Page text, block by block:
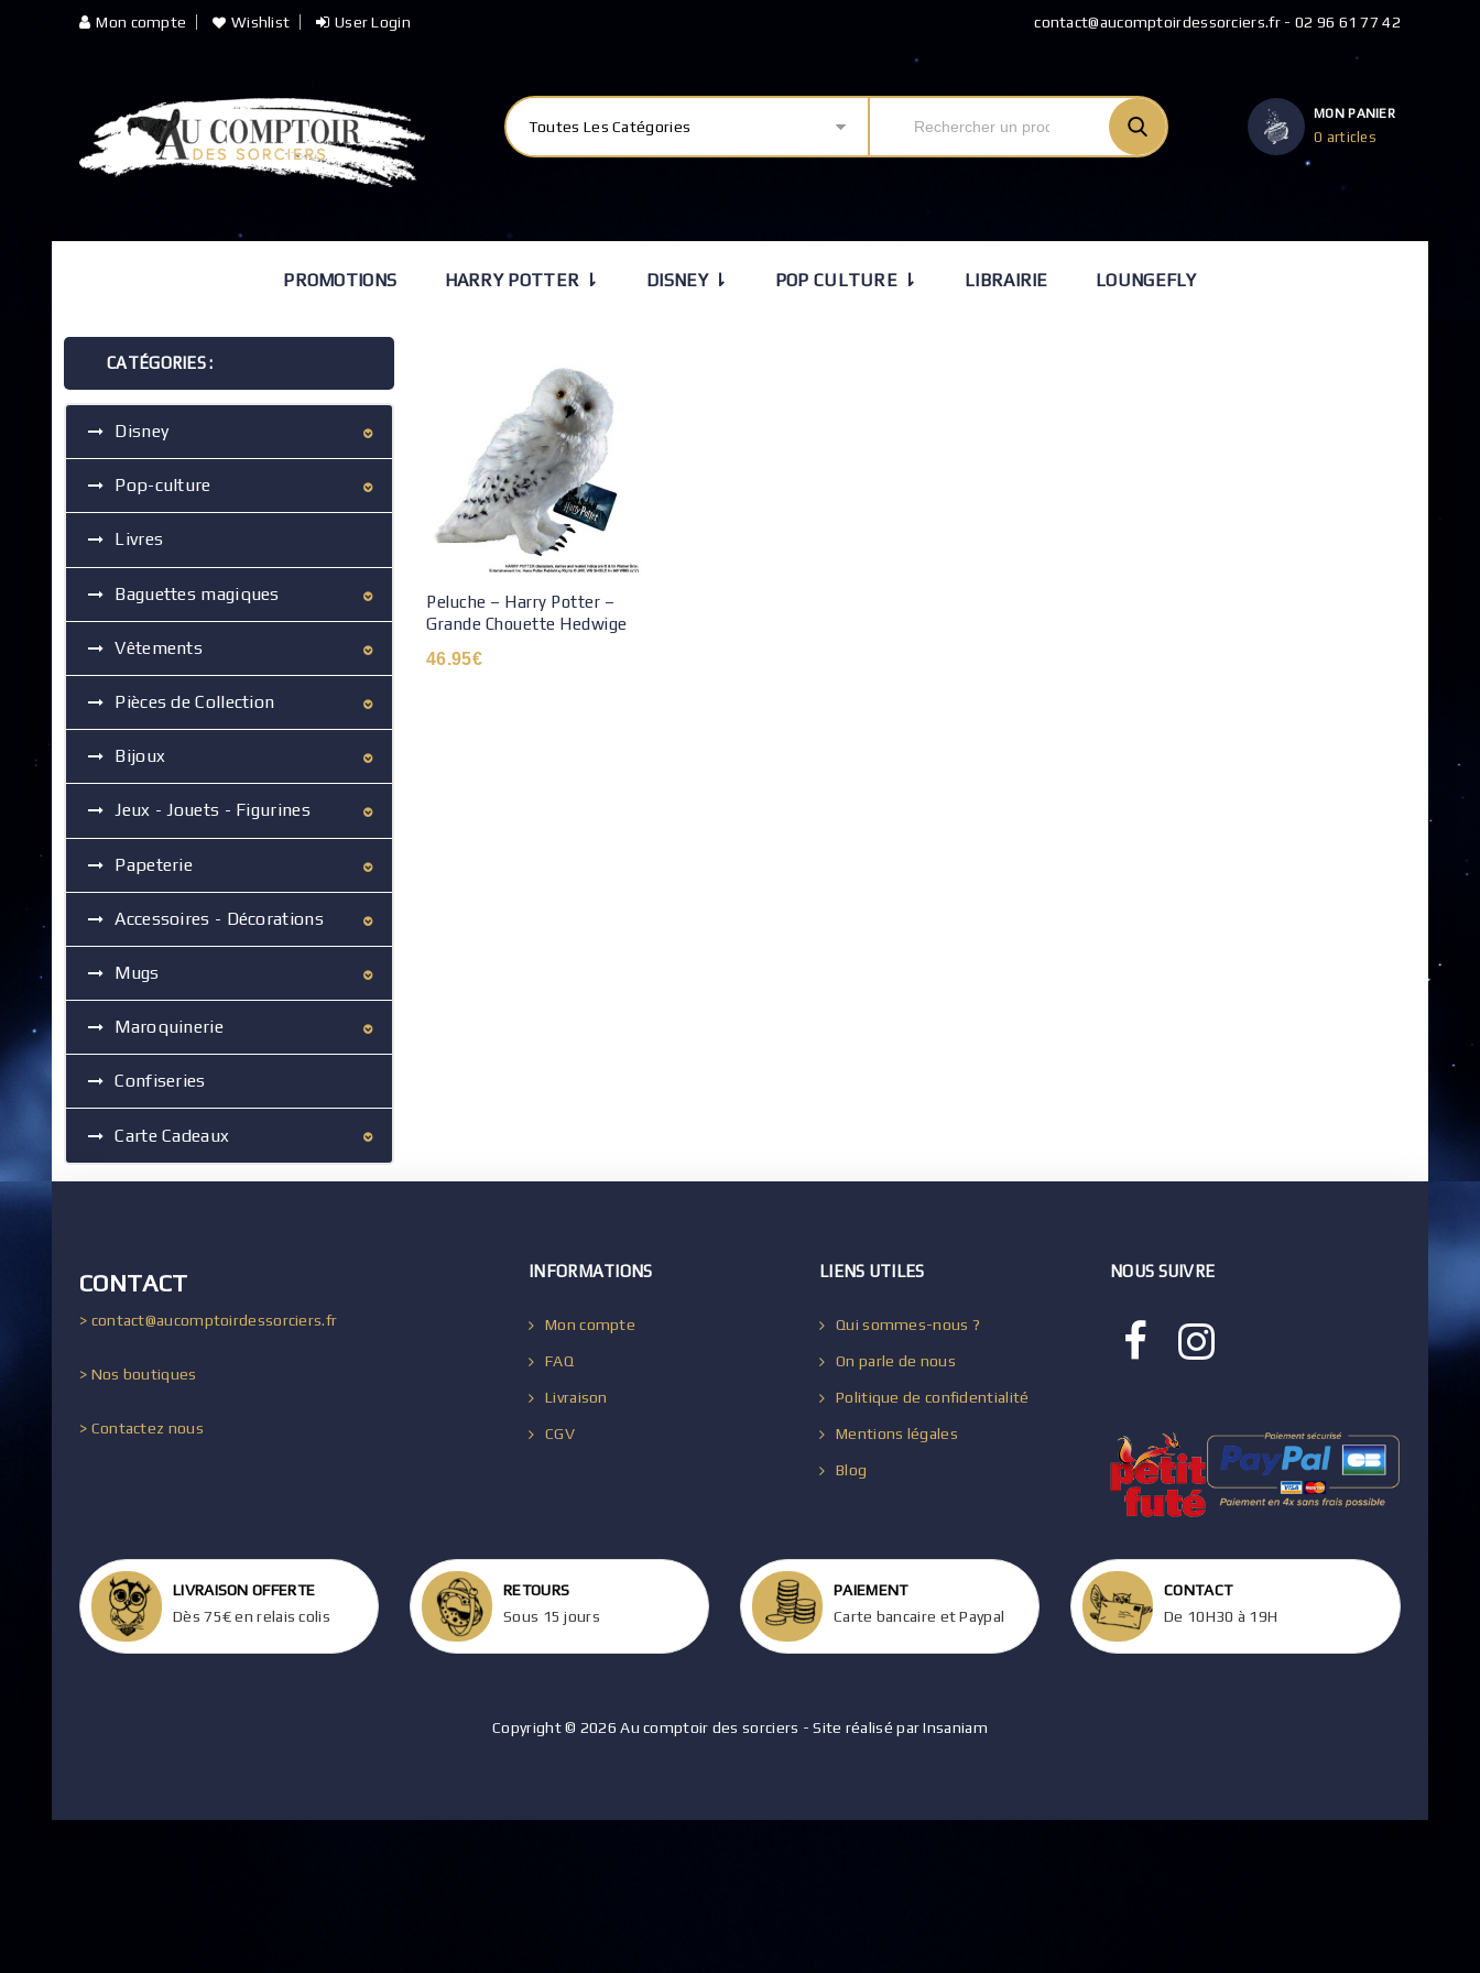
Mon compte Wishlist User Login contact@aucomptoirdessorciers.fr - 02 96 61 77 42
Toutes Les Catégories
MON PANIER
0 articles
PROMOTIONS HARRY POTTER ⇂ DISNEY ⇂ POP CULTURE ⇂ LIBRAIRIE LOUNGEFLY
CATÉGORIES :
Disney
Pop-culture
Livres
Baguettes magiques
Vêtements
Pièces de Collection
Bijoux
Jeux - Jouets - Figurines
Papeterie
Accessoires - Décorations
Mugs
Maroquinerie
Confiseries
Carte Cadeaux
Peluche – Harry Potter –
Grande Chouette Hedwige
46.95€
CONTACT
> contact@aucomptoirdessorciers.fr
> Nos boutiques
> Contactez nous
INFORMATIONS
Mon compte
FAQ
Livraison
CGV
LIENS UTILES
Qui sommes-nous ?
On parle de nous
Politique de confidentialité
Mentions légales
Blog
NOUS SUIVRE
LIVRAISON OFFERTE
Dès 75€ en relais colis
RETOURS
Sous 15 jours
PAIEMENT
Carte bancaire et Paypal
CONTACT
De 10H30 à 19H
Copyright © 2026 Au comptoir des sorciers - Site réalisé par Insaniam